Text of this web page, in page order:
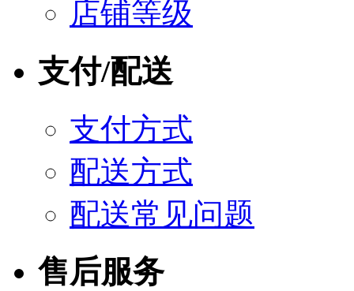
店铺等级
支付/配送
支付方式
配送方式
配送常见问题
售后服务